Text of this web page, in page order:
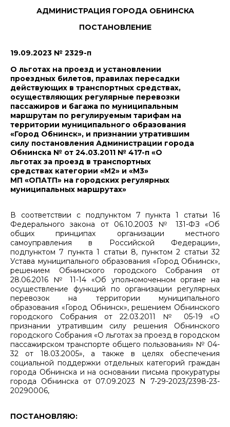
АДМИНИСТРАЦИЯ ГОРОДА ОБНИНСКА
ПОСТАНОВЛЕНИЕ
19.09.2023 № 2329-п
О льготах на проезд и установлении
проездных билетов, правилах пересадки
действующих в транспортных средствах,
осуществляющих регулярные перевозки
пассажиров и багажа по муниципальным
маршрутам по регулируемым тарифам на
территории муниципального образования
«Город Обнинск», и признании утратившим
силу постановления Администрации города
Обнинска № от 24.03.2011 № 417-п «О
льготах за проезд в транспортных
средствах категории «М2» и «М3»
МП «ОПАТП» на городских регулярных
муниципальных маршрутах»
В соответствии с подпунктом 7 пункта 1 статьи 16
Федерального закона от 06.10.2003 № 131-ФЗ «Об
общих принципах организации местного
самоуправления в Российской Федерации»,
подпунктом 7 пункта 1 статьи 8, пунктом 2 статьи 32
Устава муниципального образования «Город Обнинск»,
решением Обнинского городского Собрания от
28.06.2016 № 11-14 «Об уполномоченном органе на
осуществление функций по организации регулярных
перевозок на территории муниципального
образования «Город Обнинск», решением Обнинского
городского Собрания от 22.03.2011 № 05-19 «О
признании утратившим силу решения Обнинского
городского Собрания «О льготах за проезд в городском
пассажирском транспорте общего пользования» № 04-
32 от 18.03.2005», а также в целях обеспечения
социальной поддержки отдельных категорий граждан
города Обнинска и на основании письма прокуратуры
города Обнинска от 07.09.2023 N 7-29-2023/2398-23-
20290006,
ПОСТАНОВЛЯЮ: